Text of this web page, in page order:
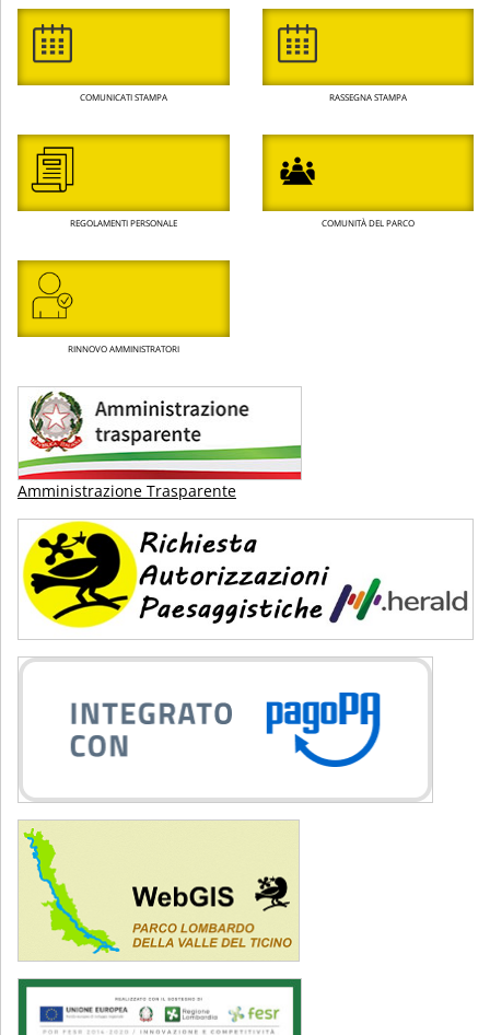
COMUNICATI STAMPA RASSEGNA STAMPA
REGOLAMENTI PERSONALE COMUNITÀ DEL PARCO
RINNOVO AMMINISTRATORI
Amministrazione Trasparente